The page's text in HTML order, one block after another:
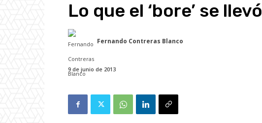
Lo que el ‘bore’ se llevó
Fernando Contreras Blanco
9 de junio de 2013